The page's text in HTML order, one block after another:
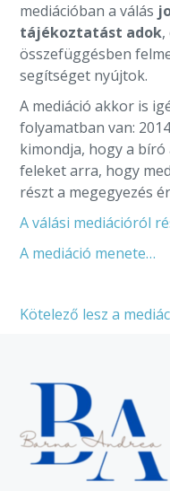
mediációban a válás
tájékoztatást adok,
összefüggésben
segítséget nyújtok.
A mediáció akkor is
folyamatban van:
kimondja, hogy a
feleket arra, hogy
részt a megegyezés
A válási mediációról
A mediáció menete…
Kötelező lesz a